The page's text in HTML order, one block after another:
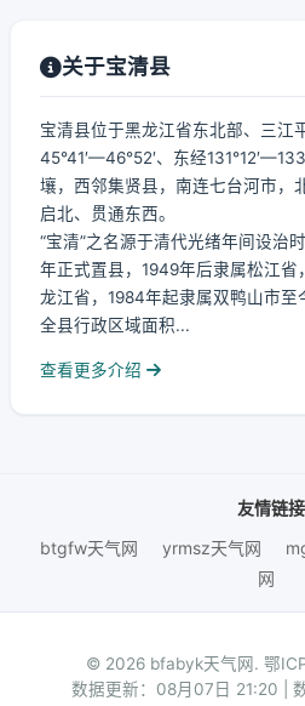
关于宝清县
宝清县位于黑龙江省东北部、三江
45°41′—46°52′、东经
壤，西邻集贤县，南连七台河市，
启北、贯通东西。
“宝清”之名源于清代光绪年间设治
年正式置县，1949年后隶属松江省
龙江省，1984年起隶属双鸭山市至
全县行政区域面积...
查看更多介绍
友情链接
btgfw天气网
yrmsz天气网
网
© 2026 bfabyk天气网. 鄂
数据更新：08月07日 21:20 |